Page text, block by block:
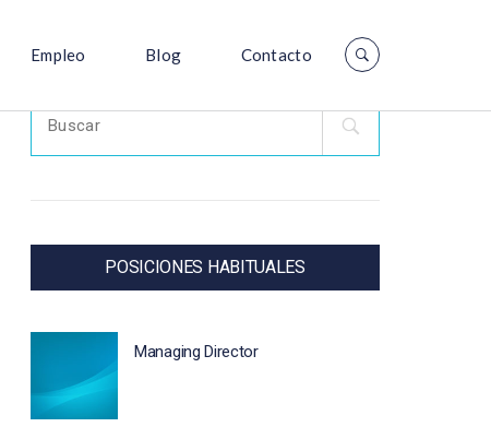
Empleo Blog Contacto
Search
for:
POSICIONES HABITUALES
Managing Director